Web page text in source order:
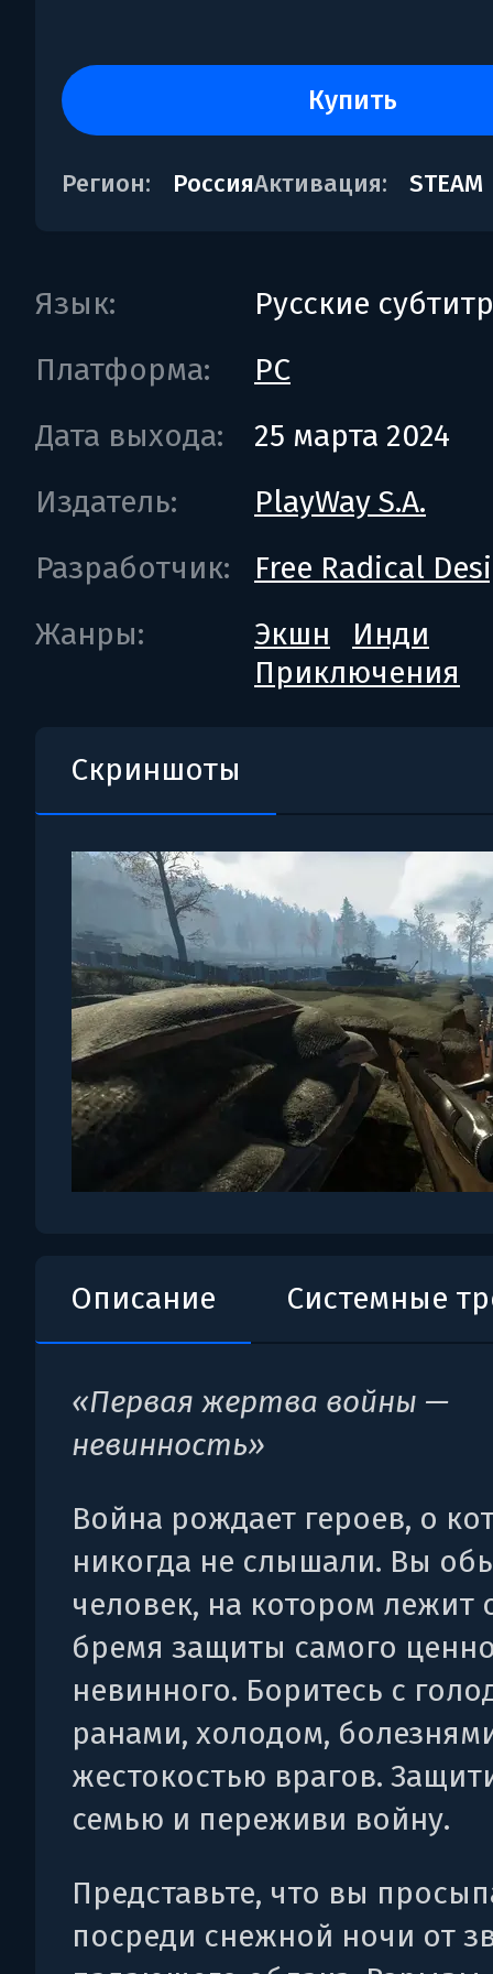
купить
Регион: РоссияАктивация: STEAM
Язык:
Русские
Платформа:
PC
Дата выхода:
25 марта 2024
Издатель:
PlayWay S.A.
Разработчик:
Free Radical
Жанры:
Экшн
Инди
Приключения
Скриншоты
Описание Системные
«Первая жертва войны —
невинность»
Война рождает героев, о
никогда не слышали. Вы
человек, на котором лежит
бремя защиты самого
невинного. Боритесь с
ранами, холодом,
жестокостью врагов.
семью и переживи войну.
Представьте, что вы
посреди снежной ночи от